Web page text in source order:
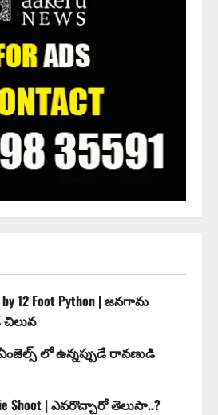
by 12 Foot Python | జనగామ
లో ఉన్నప్పుడే రావణుడి
Shoot | ఎవరొచ్చారో తెలుసా..?